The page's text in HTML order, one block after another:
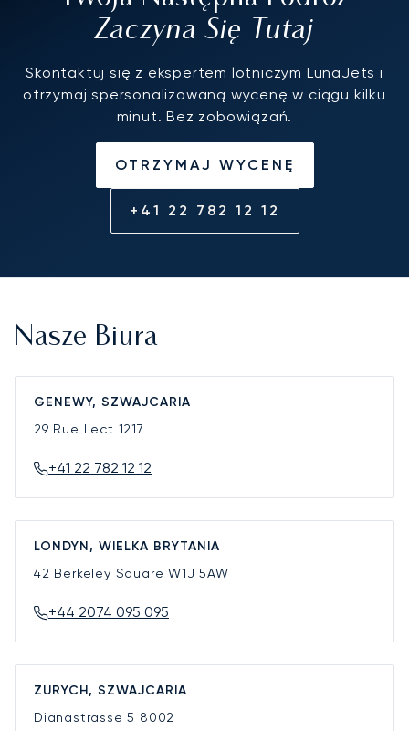
Zaczyna Się Tutaj
Skontaktuj się z ekspertem lotniczym LunaJets i
otrzymaj spersonalizowaną wycenę w ciągu kilku
minut. Bez zobowiązań.
OTRZYMAJ WYCENĘ
+41 22 782 12 12
Nasze Biura
GENEWY, SZWAJCARIA
29 Rue Lect 1217
+41 22 782 12 12
LONDYN, WIELKA BRYTANIA
42 Berkeley SquareW1J 5AW
+44 2074 095 095
ZURYCH, SZWAJCARIA
Dianastrasse 5 8002